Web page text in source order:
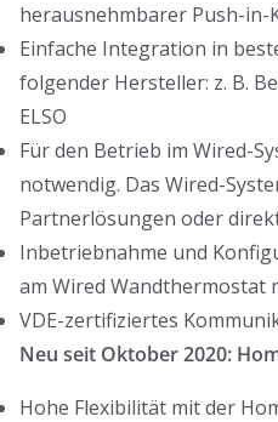
herausnehmbarer Push-in-
Einfache Integration in
folgender Hersteller: z. B.
ELSO
Für den Betrieb im Wired-
notwendig. Das Wired-
Partnerlösungen oder
Inbetriebnahme und
am Wired Wandthermostat
VDE-zertifiziertes
Neu seit Oktober 2020:
Hohe Flexibilität mit der